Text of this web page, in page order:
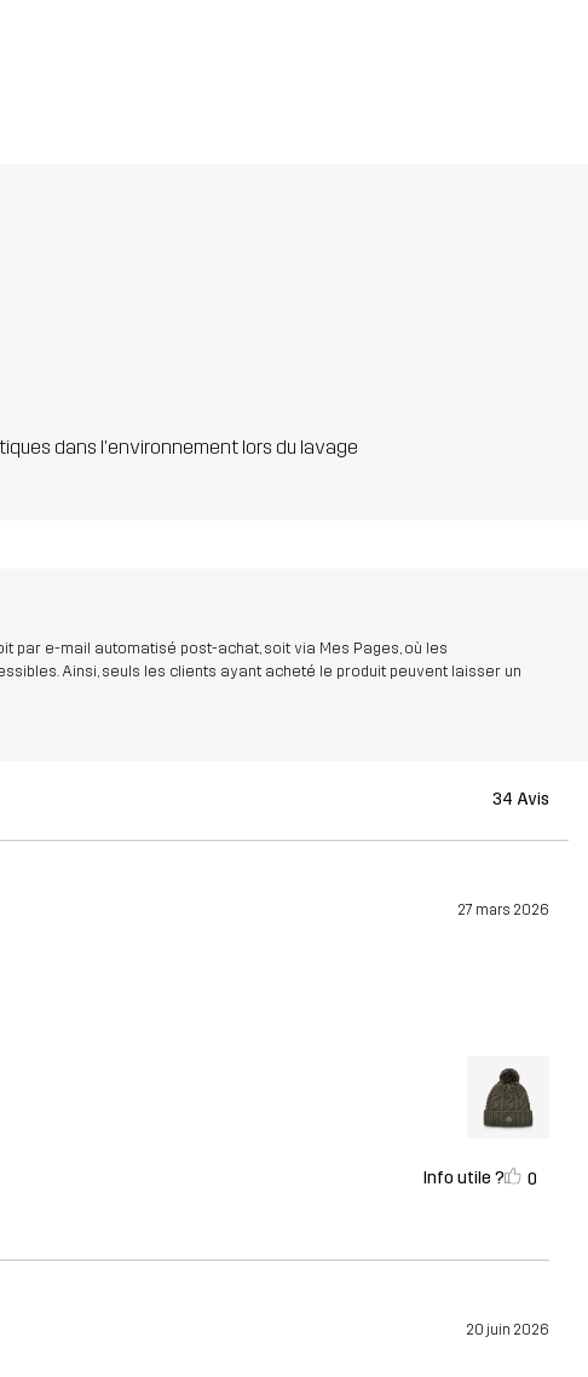
dans l'environnement lors du lavage
par e-mail automatisé post-achat, soit via Mes Pages, où les
Ainsi, seuls les clients ayant acheté le produit peuvent laisser un
34 Avis
27 mars 2026
Info utile ? 0
20 juin 2026